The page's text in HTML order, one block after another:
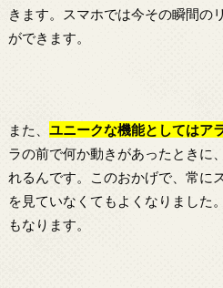
きます。スマホでは今その瞬間の
ができます。
また、 ユニークな機能としてはア
ラの前で何か動きがあったときに
れるんです。このおかげで、常に
を見ていなくてもよくなりました
もなります。